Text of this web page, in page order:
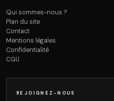
Qui sommes-nous ?
Plan du site
Contact
Mentions légales
Confidentialité
CGU
REJOIGNEZ-NOUS